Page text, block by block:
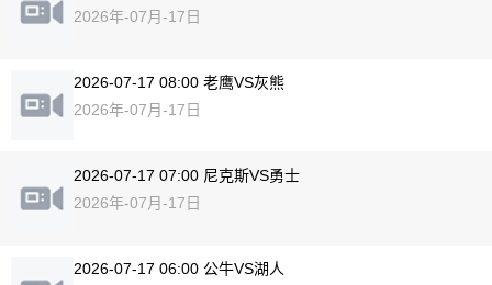
2026年-07月-17日
2026-07-17 08:00 老鹰VS灰熊
2026年-07月-17日
2026-07-17 07:00 尼克斯VS勇士
2026年-07月-17日
2026-07-17 06:00 公牛VS湖人